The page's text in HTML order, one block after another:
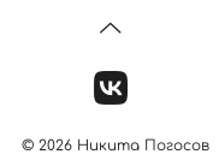
© 2026 Никита Погосов